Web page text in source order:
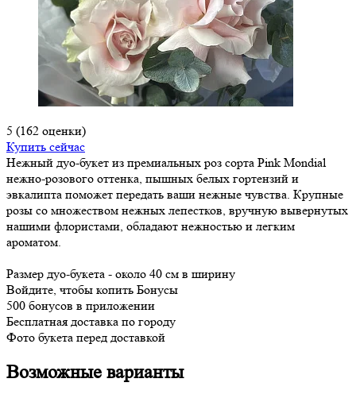
5 (162 оценки)
Купить сейчас
Нежный дуо-букет из премиальных роз сорта Pink Mondial
нежно-розового оттенка, пышных белых гортензий и
эвкалипта поможет передать ваши нежные чувства. Крупные
розы со множеством нежных лепестков, вручную вывернутых
нашими флористами, обладают нежностью и легким
ароматом.
Размер дуо-букета - около 40 см в ширину
Войдите, чтобы копить Бонусы
500 бонусов в приложении
Бесплатная доставка по городу
Фото букета перед доставкой
Возможные варианты